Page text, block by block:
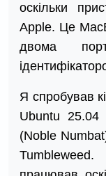
оскільки
Apple. Це
двома
Я спробував
Ubuntu 25.04
(Noble